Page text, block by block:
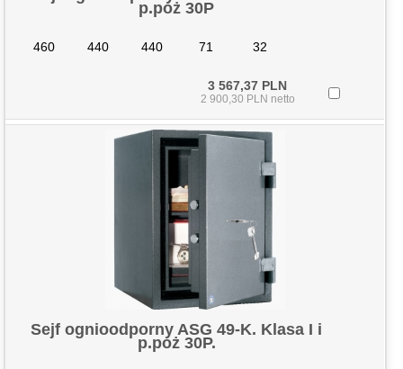
p.poż 30P
460 440 440 71 32
3 567,37 PLN
2 900,30 PLN netto
Sejf ognioodporny ASG 49-K. Klasa I i
p.poż 30P.